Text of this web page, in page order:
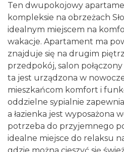
Ten dwupokojowy
kompleksie na obrzeżach
idealnym miejscem na
wakacje. Apartament ma
znajduje się na drugim
przedpokój, salon
ta jest urządzona w
mieszkańcom komfort i
oddzielne sypialnie
a łazienka jest wyposażona
potrzeba do przyjemnego
idealne miejsce do relaksu